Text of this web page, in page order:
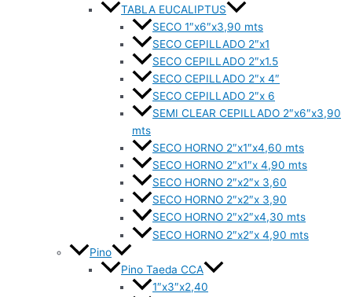
TABLA EUCALIPTUS
SECO 1″x6″x3,90 mts
SECO CEPILLADO 2″x1
SECO CEPILLADO 2″x1.5
SECO CEPILLADO 2″x 4″
SECO CEPILLADO 2″x 6
SEMI CLEAR CEPILLADO 2″x6″x3,90
mts
SECO HORNO 2″x1″x4,60 mts
SECO HORNO 2″x1″x 4,90 mts
SECO HORNO 2″x2″x 3,60
SECO HORNO 2″x2″x 3,90
SECO HORNO 2″x2″x4,30 mts
SECO HORNO 2″x2″x 4,90 mts
Pino
Pino Taeda CCA
1″x3″x2,40